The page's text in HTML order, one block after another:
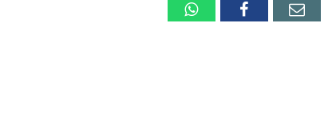
WhatsappFacebookEmail